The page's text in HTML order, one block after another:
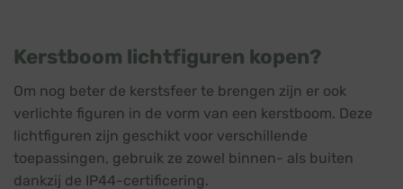
Kerstboom lichtfiguren kopen?
Om nog beter de kerstsfeer te brengen zijn er ook
verlichte figuren in de vorm van een kerstboom. Deze
lichtfiguren zijn geschikt voor verschillende
toepassingen, gebruik ze zowel binnen- als buiten
dankzij de IP44-certificering.